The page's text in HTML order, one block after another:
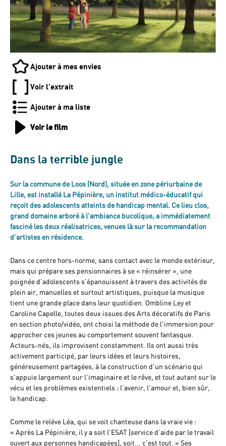
Ajouter à mes envies
Voir l'extrait
Ajouter à ma liste
Voir le film
Dans la terrible jungle
Sur la commune de Loos (Nord), située en zone périurbaine de
Lille, est installé La Pépinière, un institut médico-éducatif qui
reçoit des adolescents atteints de handicap mental. Ce lieu clos,
grand domaine arboré à l'ambiance bucolique, a immédiatement
fasciné les deux réalisatrices, venues là sur la recommandation
d'artistes en résidence.
Dans ce centre hors-norme, sans contact avec le monde extérieur,
mais qui prépare ses pensionnaires à se « réinsérer », une
poignée d'adolescents s'épanouissent à travers des activités de
plein air, manuelles et surtout artistiques, puisque la musique
tient une grande place dans leur quotidien. Ombline Ley et
Caroline Capelle, toutes deux issues des Arts décoratifs de Paris
en section photo/vidéo, ont choisi la méthode de l'immersion pour
approcher ces jeunes au comportement souvent fantasque.
Acteurs-nés, ils improvisent constamment. Ils ont aussi très
activement participé, par leurs idées et leurs histoires,
généreusement partagées, à la construction d'un scénario qui
s'appuie largement sur l'imaginaire et le rêve, et tout autant sur le
vécu et les problèmes existentiels : l'avenir, l'amour et, bien sûr,
le handicap.
Comme le relève Léa, qui se voit chanteuse dans la vraie vie :
« Après La Pépinière, il y a soit l'ESAT [service d'aide par le travail
ouvert aux personnes handicapées], soit... c'est tout. » Ses